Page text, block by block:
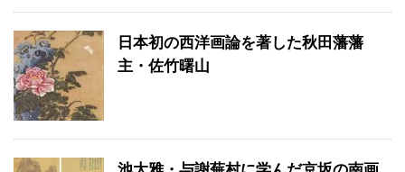
日本初の西洋画論を著した秋田藩藩
主・佐竹曙山